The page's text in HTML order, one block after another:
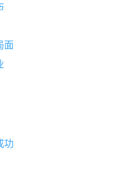
面
功